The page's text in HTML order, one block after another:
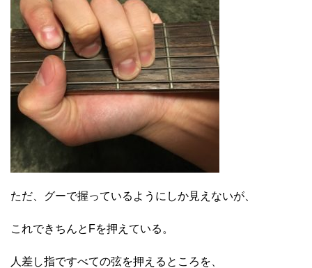
ただ、グーで握っているようにしか見えないが、
これできちんとFを押えている。
人差し指ですべての弦を押えるところを、